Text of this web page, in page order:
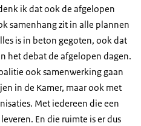
ik dat ook de afgelopen
samenhang zit in alle plannen
is in beton gegoten, ook dat
het debat de afgelopen dagen.
ook samenwerking gaan
in de Kamer, maar ook met
Met iedereen die een
En die ruimte is er dus